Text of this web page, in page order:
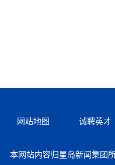
网站地图 诚聘英才
本网站内容归星岛新闻集团